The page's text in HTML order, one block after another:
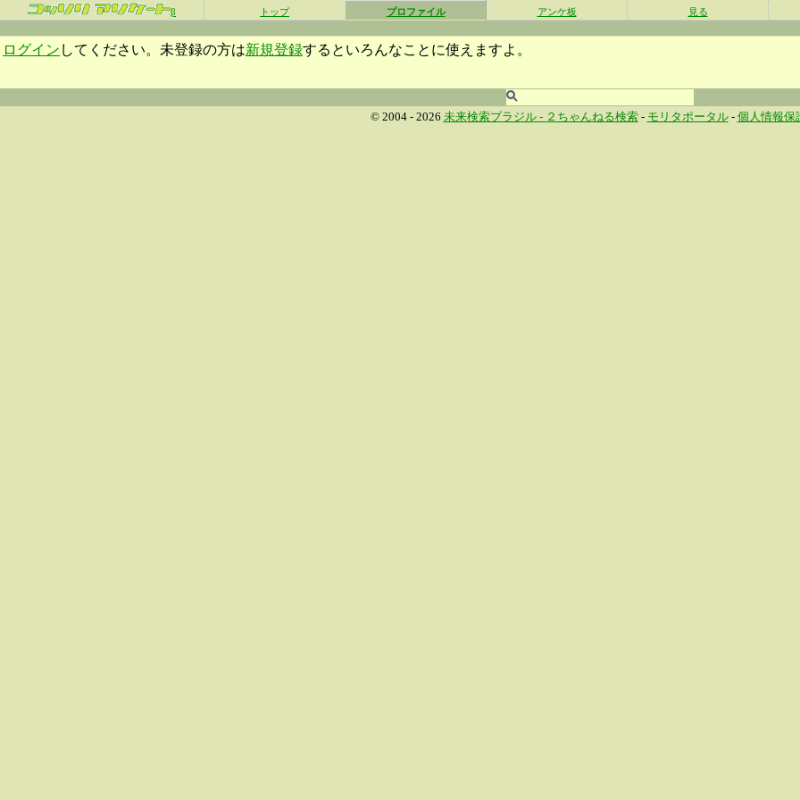
β トップ プロファイル アンケ板 見る
ログイン してください。未登録の方は新規登録するといろんなことに使えますよ。
© 2004 - 2026 未来検索ブラジル - ２ちゃんねる検索- モリタポータル- 個人情報保